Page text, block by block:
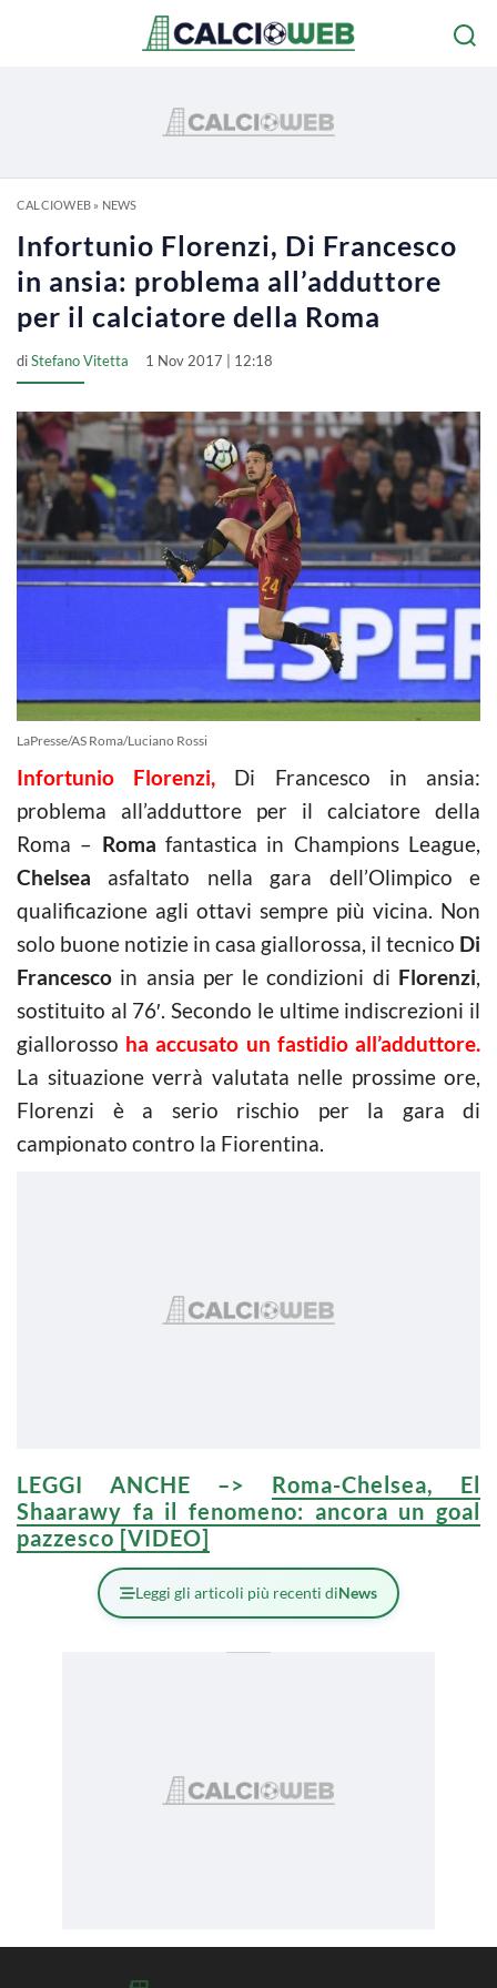
CALCIOWEB» NEWS
Infortunio Florenzi, Di Francesco
in ansia: problema all’adduttore
per il calciatore della Roma
diStefano Vitetta 1 Nov 2017 | 12:18
LaPresse/AS Roma/Luciano Rossi
Infortunio Florenzi, Di Francesco in ansia:
problema all’adduttore per il calciatore della
Roma – Roma fantastica in Champions League,
Chelsea asfaltato nella gara dell’Olimpico e
qualificazione agli ottavi sempre più vicina. Non
solo buone notizie in casa giallorossa, il tecnico Di
Francesco in ansia per le condizioni di Florenzi,
sostituito al 76′. Secondo le ultime indiscrezioni il
giallorosso ha accusato un fastidio all’adduttore.
La situazione verrà valutata nelle prossime ore,
Florenzi è a serio rischio per la gara di
campionato contro la Fiorentina.
LEGGI ANCHE –> Roma-Chelsea, El
Shaarawy fa il fenomeno: ancora un goal
pazzesco [VIDEO]
Leggi gli articoli più recenti diNews